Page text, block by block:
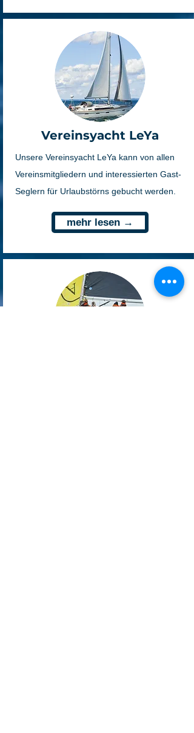
Vereinsyacht LeYa
Unsere Vereinsyacht LeYa kann von allen
Vereinsmitgliedern und interessierten Gast-
Seglern für Urlaubstörns gebucht werden.
mehr lesen →